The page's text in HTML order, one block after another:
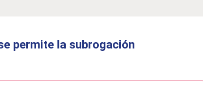
permite la subrogación